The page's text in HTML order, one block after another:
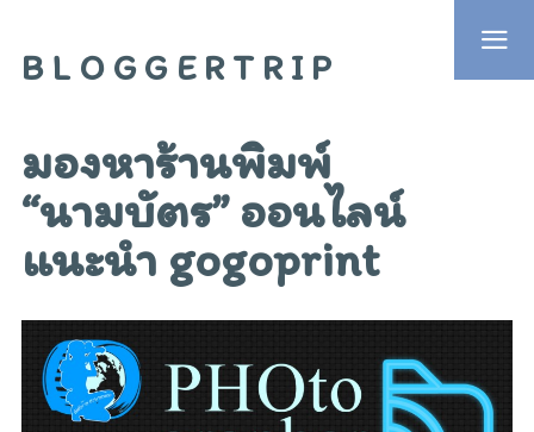
BLOGGERTRIP
มองหาร้านพิมพ์
“นามบัตร” ออนไลน์
แนะนำ gogoprint